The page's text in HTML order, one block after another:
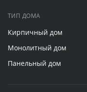
ТИП ДОМА
Кирпичный дом
Монолитный дом
Панельный дом